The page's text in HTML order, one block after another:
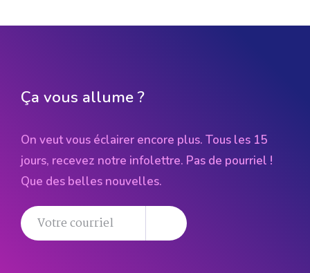
Ça vous allume ?
On veut vous éclairer encore plus. Tous les 15
jours, recevez notre infolettre. Pas de pourriel !
Que des belles nouvelles.